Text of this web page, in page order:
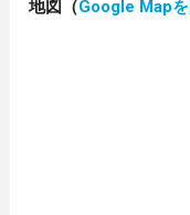
地図（Google Mapを